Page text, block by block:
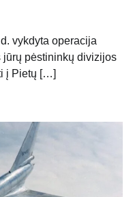
vykdyta operacija
jūrų pėstininkų divizijos
į Pietų […]